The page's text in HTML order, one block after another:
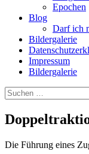
Epochen
Blog
Darf ich
Bildergalerie
Impressum
Bildergalerie
Suchen
nach:
Die Führung eines